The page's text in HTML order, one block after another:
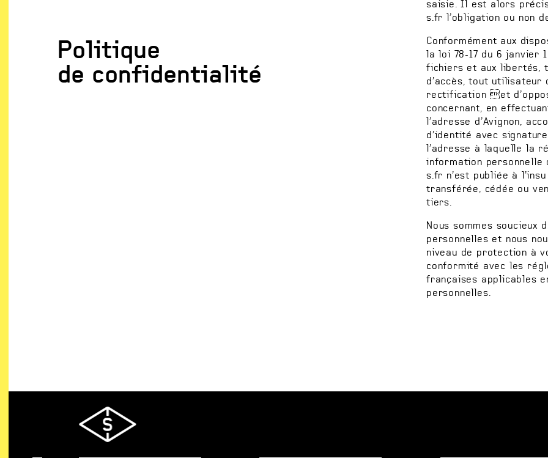
Politique
de confidentialité
saisie. Il est alors
s.fr l’obligation ou non
Conformément aux
la loi 78-17 du 6 janvier
fichiers et aux libertés,
d’accès, tout utilisateur
rectification et
concernant, en
l’adresse d’Avignon,
d’identité avec
l’adresse à laquelle la
information personnelle
s.fr n’est publiée à
transférée, cédée ou
tiers.
Nous sommes soucieux
personnelles et nous
niveau de protection à
conformité avec les
françaises applicables
personnelles.